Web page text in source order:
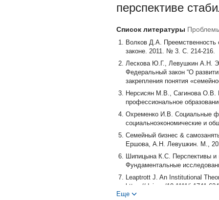
перспективе
Список литературы
Волков Д.А. Преемственность
законе. 2011. № 3. С. 214-216.
Лескова Ю.Г., Левушкин А.Н.
Федеральный закон “О
закрепления понятия
Нерсисян М.В., Сагинова О.В.
профессиональное
Охременко И.В. Социальные
социальноэкономические и
Семейный бизнес &
Ершова, А.Н. Левушкин. М.,
Шипицына К.С. Перспективы и
Фундаментальные
Leaptrott J. An Institutional
https://doi.org/10.1111/j.1741-
Еще